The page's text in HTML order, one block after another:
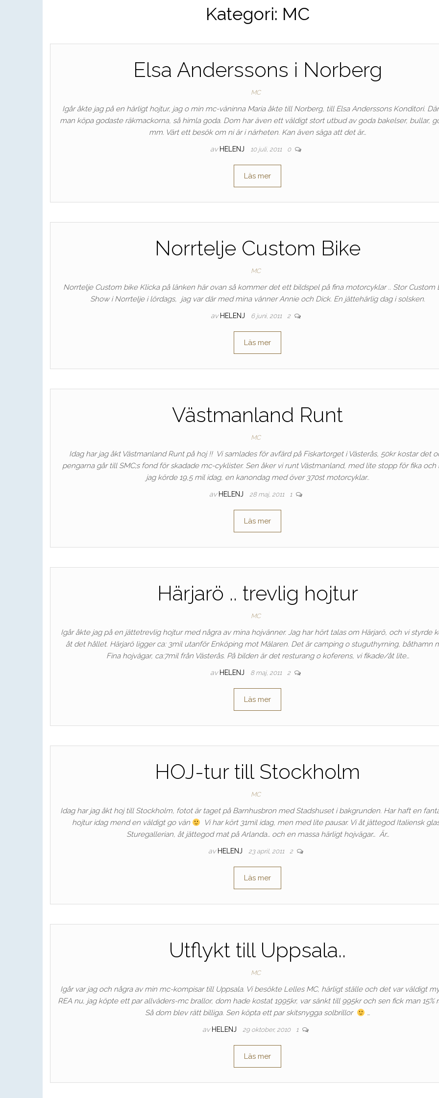
Kategori: MC
Elsa Anderssons i Norberg
MC
Igår åkte jag på en härligt hojtur, jag o min mc-väninna Maria åkte till Norberg, till Elsa Anderssons Konditori.
man köpa godaste räkmackorna, så himla goda. Dom har även ett väldigt stort utbud av goda bakelser, bullar,
mm. Värt ett besök om ni är i närheten. Kan även säga att det är…
av HELENJ 10 juli, 2011 0
Läs mer
Norrtelje Custom Bike
MC
Norrtelje Custom bike Klicka på länken här ovan så kommer det ett bildspel på fina motorcyklar .. Stor Custom
Show i Norrtelje i lördags, jag var där med mina vänner Annie och Dick. En jättehärlig dag i solsken.
av HELENJ 6 juni, 2011 2
Läs mer
Västmanland Runt
MC
Idag har jag åkt Västmanland Runt på hoj !! Vi samlades för avfärd på Fiskartorget i Västerås, 50kr kostar det
pengarna går till SMC;s fond för skadade mc-cyklister. Sen åker vi runt Västmanland, med lite stopp för fika och
jag körde 19,5 mil idag, en kanondag med över 370st motorcyklar..
av HELENJ 28 maj, 2011 1
Läs mer
Härjarö .. trevlig hojtur
MC
Igår åkte jag på en jättetrevlig hojtur med några av mina hojvänner. Jag har hört talas om Härjarö, och vi styrde
åt det hållet. Härjarö ligger ca: 3mil utanför Enköping mot Mälaren. Det är camping o stuguthyrning, båthamn
Fina hojvägar, ca:7mil från Västerås. På bilden är det resturang o koferens, vi fikade/åt lite…
av HELENJ 8 maj, 2011 2
Läs mer
HOJ-tur till Stockholm
MC
Idag har jag åkt hoj till Stockholm, fotot är taget på Barnhusbron med Stadshuset i bakgrunden. Har haft en
hojtur idag mend en väldigt go vän
Vi har kört 31mil idag, men med lite pausar. Vi åt jättegod Italiensk
Sturegallerian, åt jättegod mat på Arlanda… och en massa härligt hojvägar… Är…
av HELENJ 23 april, 2011 2
Läs mer
Utflykt till Uppsala..
MC
Igår var jag och några av min mc-kompisar till Uppsala. Vi besökte Lelles MC, härligt ställe och det var väldigt
REA nu, jag köpte ett par allväders-mc brallor, dom hade kostat 1995kr, var sänkt till 995kr och sen fick man 15%
Så dom blev rätt billiga. Sen köpta ett par skitsnygga solbrillor
…
av HELENJ 29 oktober, 2010 1
Läs mer